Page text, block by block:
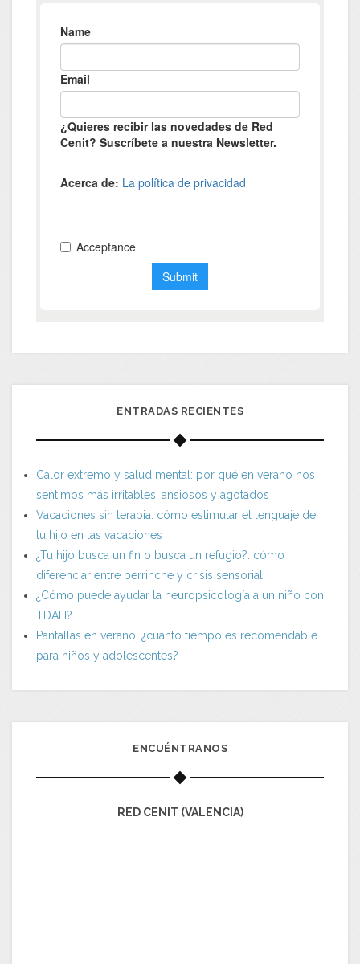
ENTRADAS RECIENTES
Calor extremo y salud mental: por qué en verano nos
sentimos más irritables, ansiosos y agotados
Vacaciones sin terapia: cómo estimular el lenguaje de
tu hijo en las vacaciones
¿Tu hijo busca un fin o busca un refugio?: cómo
diferenciar entre berrinche y crisis sensorial
¿Cómo puede ayudar la neuropsicología a un niño con
TDAH?
Pantallas en verano: ¿cuánto tiempo es recomendable
para niños y adolescentes?
ENCUÉNTRANOS
RED CENIT (VALENCIA)